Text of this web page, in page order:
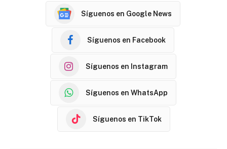
Síguenos en Google News
Síguenos en Facebook
Síguenos en Instagram
Síguenos en WhatsApp
Síguenos en TikTok